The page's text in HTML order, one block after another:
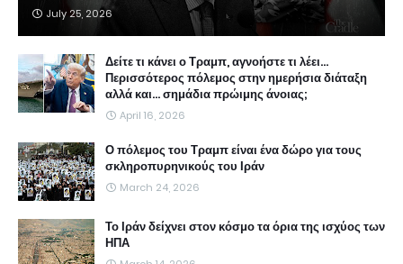
July 25, 2026
Δείτε τι κάνει ο Τραμπ, αγνοήστε τι λέει...
Περισσότερος πόλεμος στην ημερήσια διάταξη
αλλά και... σημάδια πρώιμης άνοιας;
April 16, 2026
Ο πόλεμος του Τραμπ είναι ένα δώρο για τους
σκληροπυρηνικούς του Ιράν
March 24, 2026
Το Ιράν δείχνει στον κόσμο τα όρια της ισχύος των
ΗΠΑ